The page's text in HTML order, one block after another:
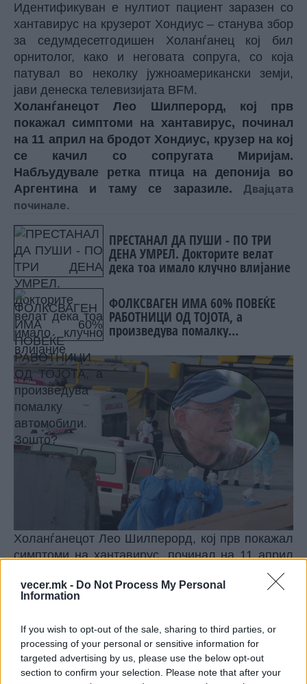
vecer.mk - Do Not Process My Personal
Information
If you wish to opt-out of the sale, sharing to third parties, or
processing of your personal or sensitive information for
targeted advertising by us, please use the below opt-out
section to confirm your selection. Please note that after your
Идентификуван е нултиот пациент заразен со
хантавирус на крузерот Хондиус – станува збор
за седумдесетгодишен Холанѓанец кој бил
орнитолог, како и неговата сопруга, со која
патувал во неколку јужноамерикански земји,
јави денеска телевизијата BFM.
Холанѓанецот Лео Шилперорд, кој прв
покажал симптоми на хантавирус, починал
на 11 април на бродот Хондиус, крузер на кој
се качил со сопругата Миријам.
Набљудувале ретка птица на депонија во
Аргентина и таму се заразиле. Двајцата
починале.
ПРЕСТАНАЛ ДА ПУШИ - ПО ТРИ
ДЕНА УМРЕЛ. Докторите велат
дека тоа имало клучно влијание
ФОЛКСВАГЕН ИМА 60% ПОВЕЌЕ
РАБОТНИЦИ ОД ТОЈОТА, а
произведува помалку
Холанѓанецот Лео Шилперорд, кој прв покажал
симптоми на хантавирус, починал на 11 април
на бродот Хондиус, крузер на кој се качил со
сопругата Миријам.
Apple не попушта: НЕ И ДАВА
ПРИСТАП НА ПОЛИЦИЈАТА ДО
СОДРЖИНИТЕ НА СВОИТЕ